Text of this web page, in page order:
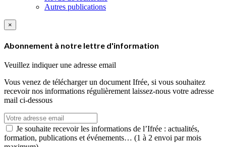
Autres publications
×
Abonnement à notre lettre d'information
Veuillez indiquer une adresse email
Vous venez de télécharger un document Ifrée, si vous souhaitez
recevoir nos informations régulièrement laissez-nous votre adresse
mail ci-dessous
Je souhaite recevoir les informations de l’Ifrée : actualités,
formation, publications et événements… (1 à 2 envoi par mois